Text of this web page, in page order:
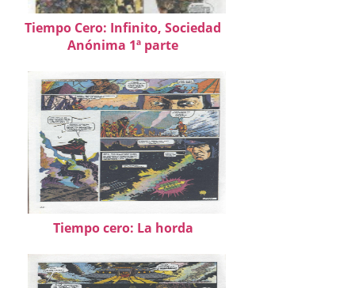
Tiempo Cero: Infinito, Sociedad
Anónima 1ª parte
Tiempo cero: La horda